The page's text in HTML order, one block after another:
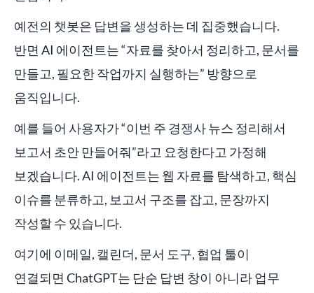
예전의 챗봇은 답변을 생성하는 데 집중했습니다.
반면 AI 에이전트는 “자료를 찾아서 정리하고, 문서를
만들고, 필요한 작업까지 실행하는” 방향으로
움직입니다.
예를 들어 사용자가 “이번 주 경쟁사 뉴스 정리해서
보고서 초안 만들어줘”라고 요청한다고 가정해
보겠습니다. AI 에이전트는 웹 자료를 탐색하고, 핵심
이슈를 분류하고, 보고서 구조를 잡고, 문장까지
작성할 수 있습니다.
여기에 이메일, 캘린더, 문서 도구, 협업 툴이
연결되면 ChatGPT는 단순 답변 창이 아니라 업무